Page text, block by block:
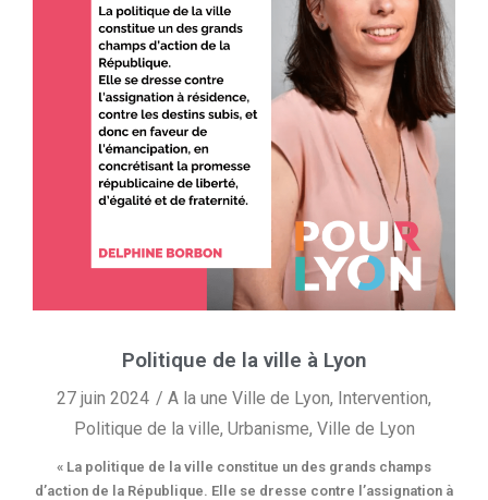
Politique de la ville à Lyon
27 juin 2024 A la une Ville de Lyon, Intervention,
Politique de la ville, Urbanisme, Ville de Lyon
« La politique de la ville constitue un des grands champs
d’action de la République. Elle se dresse contre l’assignation à